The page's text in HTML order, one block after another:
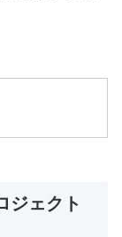
ジェクト